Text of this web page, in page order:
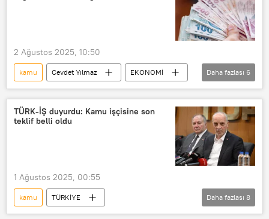
2 Ağustos 2025, 10:50
kamu Cevdet Yılmaz
EKONOMİ
Maaş
Brüt maaş
Net maaş
Eşit maaş
maaş krizi
yüksek maaş
Daha fazlası 6
TÜRK-İŞ duyurdu: Kamu işçisine son
teklif belli oldu
1 Ağustos 2025, 00:55
kamu
TÜRKİYE
Türkiye İşçi Sendikaları Konfederasyonu (TÜRK-İŞ)
Daha fazlası 8